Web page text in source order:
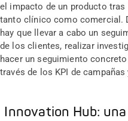
el impacto de un producto
tanto clínico como comercial.
hay que llevar a cabo un
de los clientes, realizar
hacer un seguimiento
través de los KPI de campañas
Innovation Hub: